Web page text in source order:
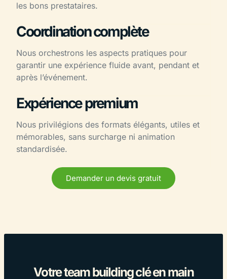
les bons prestataires.
Coordination complète
Nous orchestrons les aspects pratiques pour
garantir une expérience fluide avant, pendant et
après l’événement.
Expérience premium
Nous privilégions des formats élégants, utiles et
mémorables, sans surcharge ni animation
standardisée.
Demander un devis gratuit
Votre team building clé en main